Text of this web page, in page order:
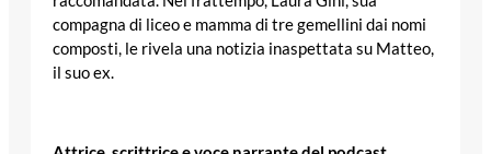
compagna di liceo e mamma di tre gemellini dai nomi
composti, le rivela una notizia inaspettata su Matteo,
il suo ex.